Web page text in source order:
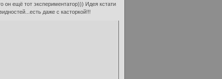
он ещё тот экспериментатор))) Идея кстати
даже с касторкой!!!